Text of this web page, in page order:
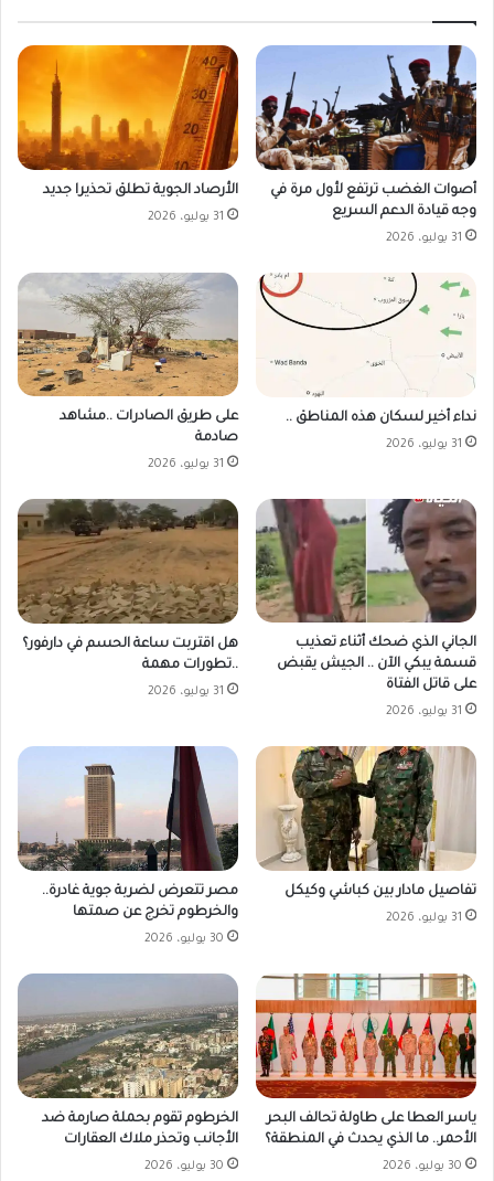
أصوات الغضب ترتفع لأول مرة في
وجه قيادة الدعم السريع
31 يوليو، 2026
الأرصاد الجوية تطلق تحذيرا جديد
31 يوليو، 2026
نداء أخير لسكان هذه المناطق ..
31 يوليو، 2026
على طريق الصادرات ..مشاهد
صادمة
31 يوليو، 2026
الجاني الذي ضحك أثناء تعذيب
قسمة يبكي الآن .. الجيش يقبض
على قاتل الفتاة
31 يوليو، 2026
هل اقتربت ساعة الحسم في دارفور؟
..تطورات مهمة
31 يوليو، 2026
تفاصيل مادار بين كباشي وكيكل
31 يوليو، 2026
مصر تتعرض لضربة جوية غادرة..
والخرطوم تخرج عن صمتها
30 يوليو، 2026
ياسر العطا على طاولة تحالف البحر
الأحمر.. ما الذي يحدث في المنطقة؟
30 يوليو، 2026
الخرطوم تقوم بحملة صارمة ضد
الأجانب وتحذر ملاك العقارات
30 يوليو، 2026